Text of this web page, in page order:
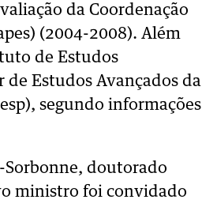
da Coordenação
(2004-2008). Além
de Estudos
de Estudos Avançados da
segundo informações
Sorbonne, doutorado
ministro foi convidado